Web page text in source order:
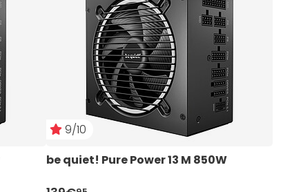
9/10
be quiet! Pure Power 13 M 850W